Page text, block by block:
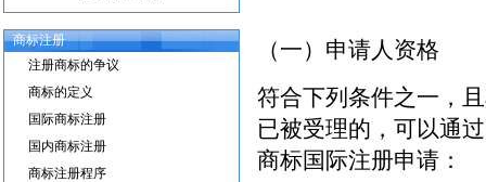
商标注册
注册商标的争议
商标的定义
国际商标注册
国内商标注册
商标注册程序
（一）申请人资格
符合下列条件之一，
已被受理的，可以通
商标国际注册申请：